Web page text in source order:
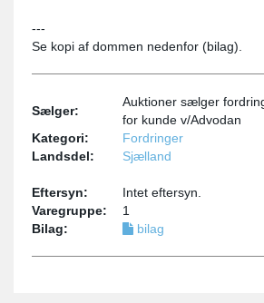
---
Se kopi af dommen nedenfor (bilag).
Sælger:
Auktioner sælger
for kunde v/Advodan
Kategori:
Fordringer
Landsdel:
Sjælland
Eftersyn:
Intet eftersyn.
Varegruppe:
1
Bilag:
bilag